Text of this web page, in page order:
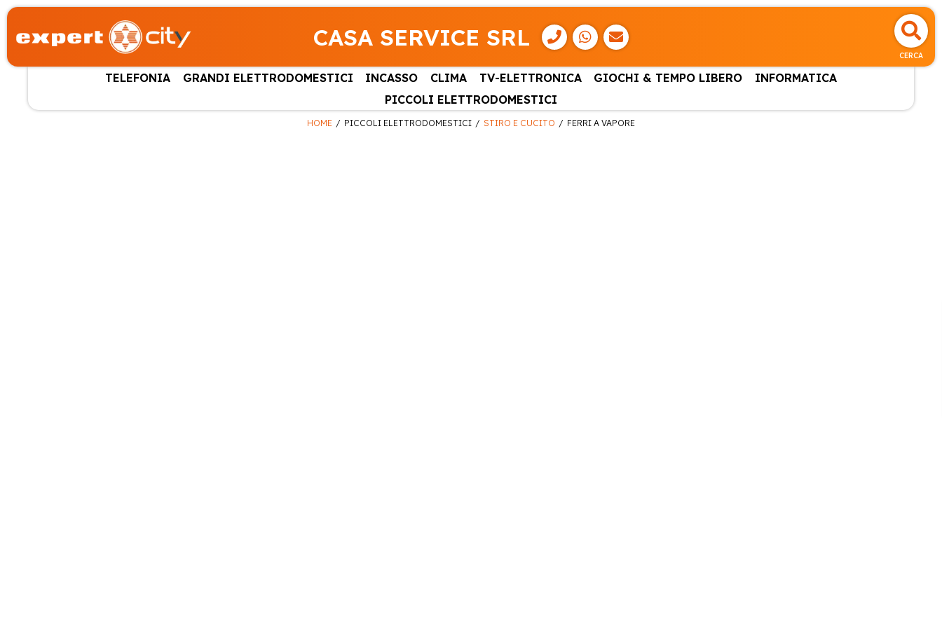
CASA SERVICE SRL
CERCA
TELEFONIA GRANDI ELETTRODOMESTICI INCASSO CLIMA TV-ELETTRONICA GIOCHI & TEMPO LIBERO
INFORMATICA
PICCOLI ELETTRODOMESTICI
HOME PICCOLI ELETTRODOMESTICI STIRO E CUCITO FERRI A VAPORE